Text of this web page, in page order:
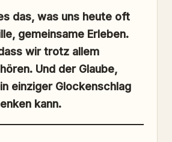
das, was uns heute oft
gemeinsame Erleben.
wir trotz allem
Und der Glaube,
einziger Glockenschlag
kann.